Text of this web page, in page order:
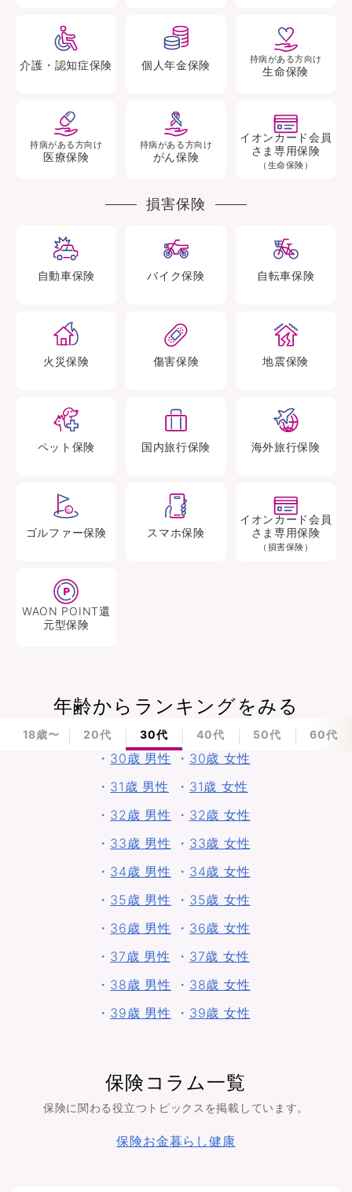
介護・認知症保険 個人年金保険 持病がある方向け
生命保険
持病がある方向け
医療保険
持病がある方向け
がん保険
イオンカード会員
さま専用保険
（生命保険）
損害保険
自動車保険 バイク保険 自転車保険
火災保険 傷害保険 地震保険
ペット 保険 国内旅行保険 海外旅行保険
ゴルファー保険 スマホ保険
イオンカード会員
さま専用保険
（損害保険）
WAON POINT還
元型保険
年齢からランキングをみる
18歳〜 20代 30代 40代 50代 60代
・ 30歳 男性
・ 31歳 男性
・ 32歳 男性
・ 33歳 男性
・ 34歳 男性
・ 35歳 男性
・ 36歳 男性
・ 37歳 男性
・ 38歳 男性
・ 39歳 男性
・ 30歳 女性
・ 31歳 女性
・ 32歳 女性
・ 33歳 女性
・ 34歳 女性
・ 35歳 女性
・ 36歳 女性
・ 37歳 女性
・ 38歳 女性
・ 39歳 女性
保険コラム一覧
保険に関わる役立つトピックスを掲載しています。
保険お金暮らし健康